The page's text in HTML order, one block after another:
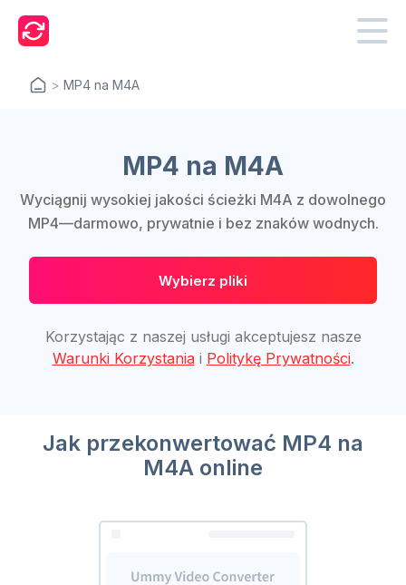
> MP4 na M4A
MP4 na M4A
Wyciągnij wysokiej jakości ścieżki M4A z dowolnego
MP4—darmowo, prywatnie i bez znaków wodnych.
Wybierz pliki
Korzystając z naszej usługi akceptujesz nasze
Warunki Korzystaniai Politykę Prywatności.
Jak przekonwertować MP4 na
M4A online